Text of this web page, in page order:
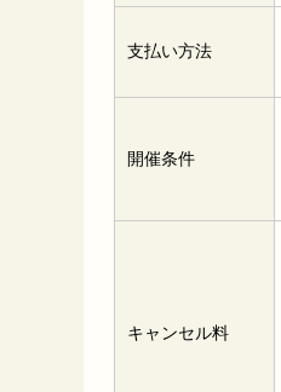
支払い方法
開催条件
キャンセル料